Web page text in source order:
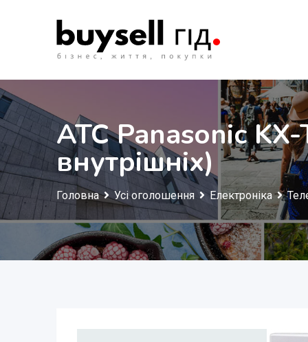
АТС Panasonic KX-
внутрішніх)
Головна Усі оголошення Електроніка